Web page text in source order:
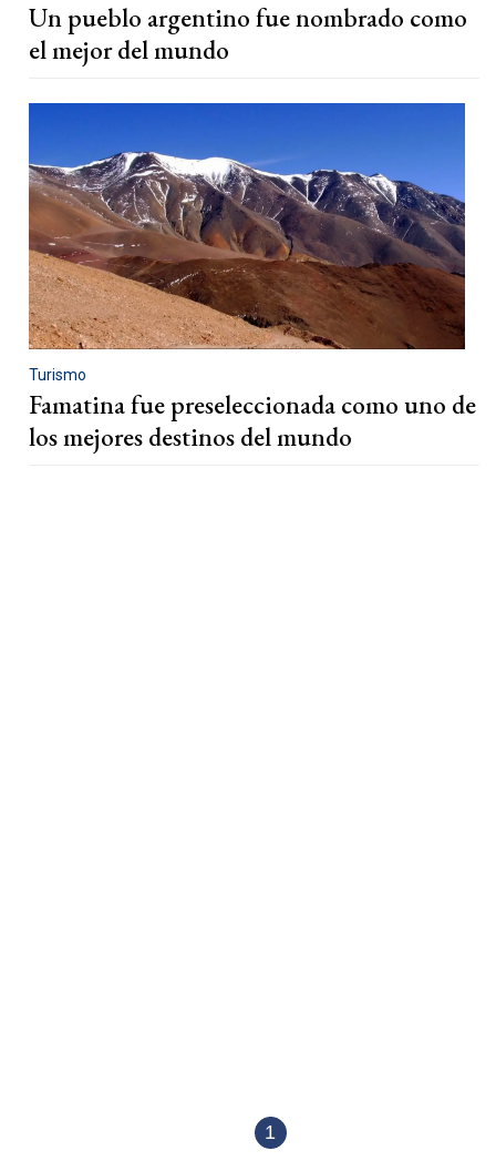
Un pueblo argentino fue nombrado como
el mejor del mundo
Turismo
Famatina fue preseleccionada como uno de
los mejores destinos del mundo
1